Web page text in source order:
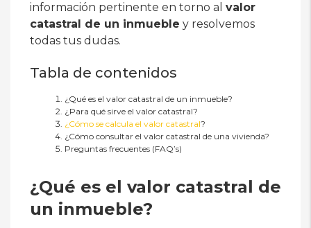
información pertinente en torno al valor
catastral de un inmueble y resolvemos
todas tus dudas.
Tabla de contenidos
¿Qué es el valor catastral de un inmueble?
¿Para qué sirve el valor catastral?
¿Cómo se calcula el valor catastral?
¿Cómo consultar el valor catastral de una vivienda?
Preguntas frecuentes (FAQ’s)
¿Qué es el valor catastral de
un inmueble?